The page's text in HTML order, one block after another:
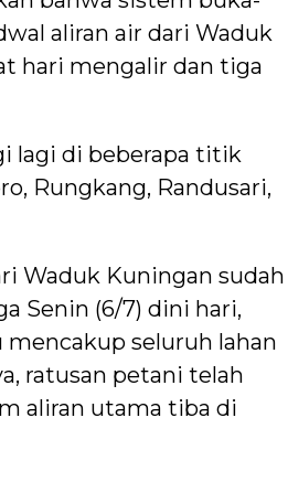
aliran air dari Waduk
hari mengalir dan tiga
lagi di beberapa titik
Rungkang, Randusari,
Waduk Kuningan sudah
Senin (6/7) dini hari,
seluruh lahan
ratusan petani telah
aliran utama tiba di